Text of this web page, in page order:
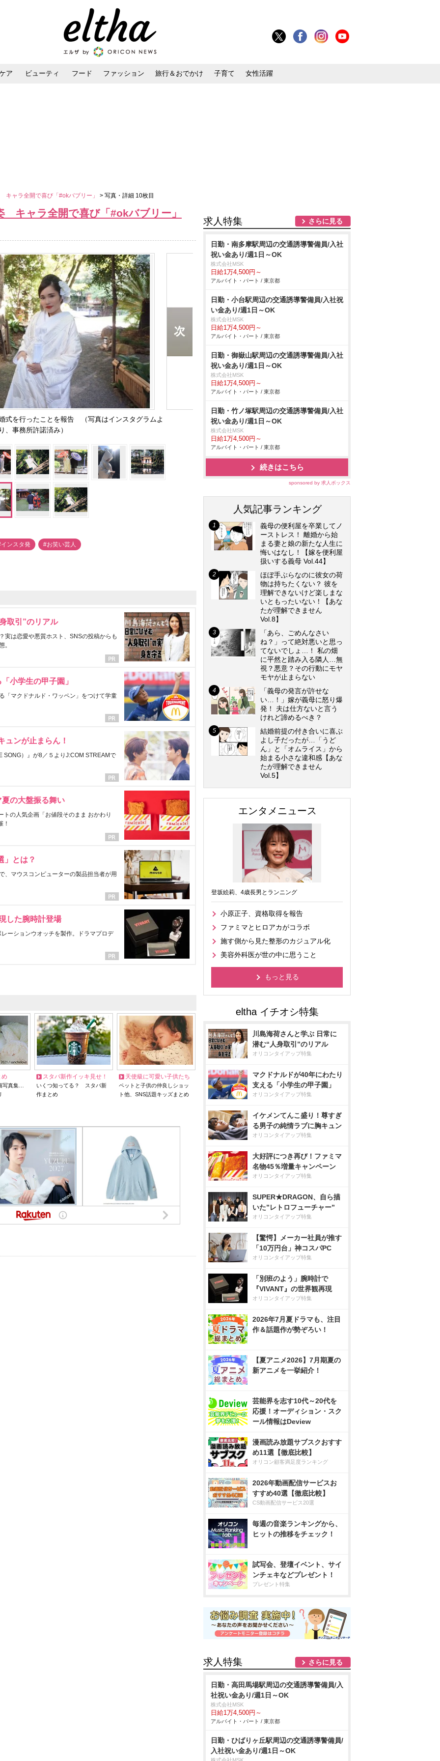
ア ビューティ フード ファッション 旅行＆おでかけ 子育て 女性活躍
ャラ全開で喜び「#okバブリー」 > 写真・詳細 10枚目
キャラ全開で喜び「#okバブリー」
式を行ったことを報告 （写真はインスタグラムよ
、事務所許諾済み）
ンスタ発 #お笑い芸人
取引”のリアル
実は恋愛や悪質ホスト、SNSの投稿からも
。
小学生の甲子園」
「マクドナルド・ワッペン」をつけて学童
ュンが止まらん！
SONG）』が8／５よりJ:COM STREAMで
の大盤振る舞い
の人気企画「お値段そのまま おかわり
！
」とは？
、マウスコンピューターの製品担当者が用
した腕時計登場
ーションウオッチを製作。ドラマプロデ
め
写真集…
スタバ新作イッキ見せ！
いくつ知ってる？ スタバ新
作まとめ
天使級に可愛い子供たち
ペットと子供の仲良しショッ
ト他、SNS話題キッズまとめ
求人特集 さらに見る
日勤・南多摩駅周辺の交通誘導警備員/入社
祝い金あり/週1日～OK
株式会社MSK
日給1万4,500円～
アルバイト・パート / 東京都
日勤・小台駅周辺の交通誘導警備員/入社祝
い金あり/週1日～OK
株式会社MSK
日給1万4,500円～
アルバイト・パート / 東京都
日勤・御嶽山駅周辺の交通誘導警備員/入社
祝い金あり/週1日～OK
株式会社MSK
日給1万4,500円～
アルバイト・パート / 東京都
日勤・竹ノ塚駅周辺の交通誘導警備員/入社
祝い金あり/週1日～OK
株式会社MSK
日給1万4,500円～
アルバイト・パート / 東京都
続きはこちら
sponsored by 求人ボックス
人気記事ランキング
義母の便利屋を卒業してノ
ーストレス！ 離婚から始
まる妻と娘の新たな人生に
悔いはなし！【嫁を便利屋
扱いする義母 Vol.44】
ほぼ手ぶらなのに彼女の荷
物は持ちたくない？ 彼を
理解できないけど楽しまな
いともったいない！【あな
たが理解できません
Vol.8】
「あら、ごめんなさい
ね？」って絶対悪いと思っ
てないでしょ…！ 私の畑
に平然と踏み入る隣人…無
視？悪意？その行動にモヤ
モヤが止まらない
「義母の発言が許せな
い…！」嫁が義母に怒り爆
発！ 夫は仕方ないと言う
けれど諦めるべき？
結婚前提の付き合いに喜ぶ
よし子だったが…「うど
ん」と「オムライス」から
始まる小さな違和感【あな
たが理解できません
Vol.5】
エンタメニュース
登坂絵莉、4歳長男とランニング
小原正子、資格取得を報告
ファミマとヒロアカがコラボ
施す側から見た整形のカジュアル化
美容外科医が世の中に思うこと
もっと見る
川島海荷さんと学ぶ 日常に
潜む“人身取引”のリアル
オリコンタイアップ特集
マクドナルドが40年にわたり
支える「小学生の甲子園」
オリコンタイアップ特集
イケメンてんこ盛り！尊すぎ
る男子の純情ラブに胸キュン
オリコンタイアップ特集
大好評につき再び！ファミマ
名物45％増量キャンペーン
オリコンタイアップ特集
SUPER★DRAGON、自ら描
いた”レトロフューチャー”
オリコンタイアップ特集
【驚愕】メーカー社員が推す
「10万円台」神コスパPC
オリコンタイアップ特集
「別班のよう」腕時計で
『VIVANT』の世界観再現
オリコンタイアップ特集
2026年7月夏ドラマも、注目
作＆話題作が勢ぞろい！
【夏アニメ2026】7月期夏の
新アニメを一挙紹介！
芸能界を志す10代～20代を
応援！オーディション・スク
ール情報はDeview
漫画読み放題サブスクおすす
め11選【徹底比較】
オリコン顧客満足度ランキング
2026年動画配信サービスお
すすめ40選【徹底比較】
CS動画配信サービス20選
毎週の音楽ランキングから、
ヒットの推移をチェック！
試写会、登壇イベント、サイ
ンチェキなどプレゼント！
プレゼント特集
求人特集 さらに見る
日勤・高田馬場駅周辺の交通誘導警備員/入
社祝い金あり/週1日～OK
株式会社MSK
日給1万4,500円～
アルバイト・パート / 東京都
日勤・ひばりヶ丘駅周辺の交通誘導警備員/
入社祝い金あり/週1日～OK